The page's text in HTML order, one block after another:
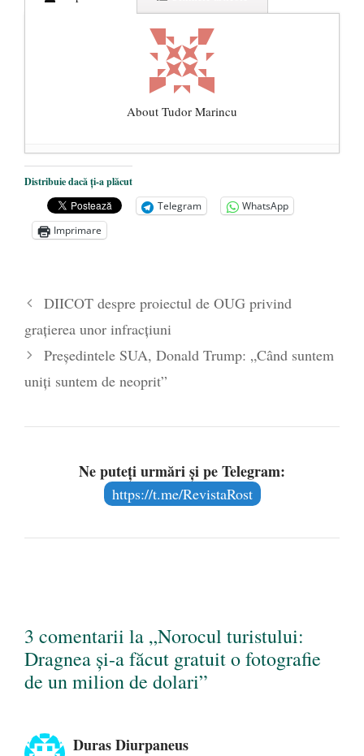
About Tudor Marincu
De ce propaganda LGBT nu-și are locul în
unitățile de învățământ
- 17 iunie 2020
Anarhia din SUA e opera stângii radicale
2 iunie 2020
mai 2020
Distribuie dacă ți-a plăcut
Telegram
WhatsApp
Imprimare
DIICOT despre proiectul de OUG privind
grațierea unor infracțiuni
Președintele SUA, Donald Trump: „Când suntem
uniți suntem de neoprit”
Ne puteți urmări și pe Telegram:
https://t.me/RevistaRost
3 comentarii la „Norocul turistului:
Dragnea și-a făcut gratuit o fotografie
de un milion de dolari”
Duras Diurpaneus